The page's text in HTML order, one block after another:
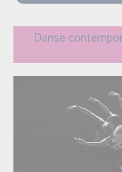
Danse